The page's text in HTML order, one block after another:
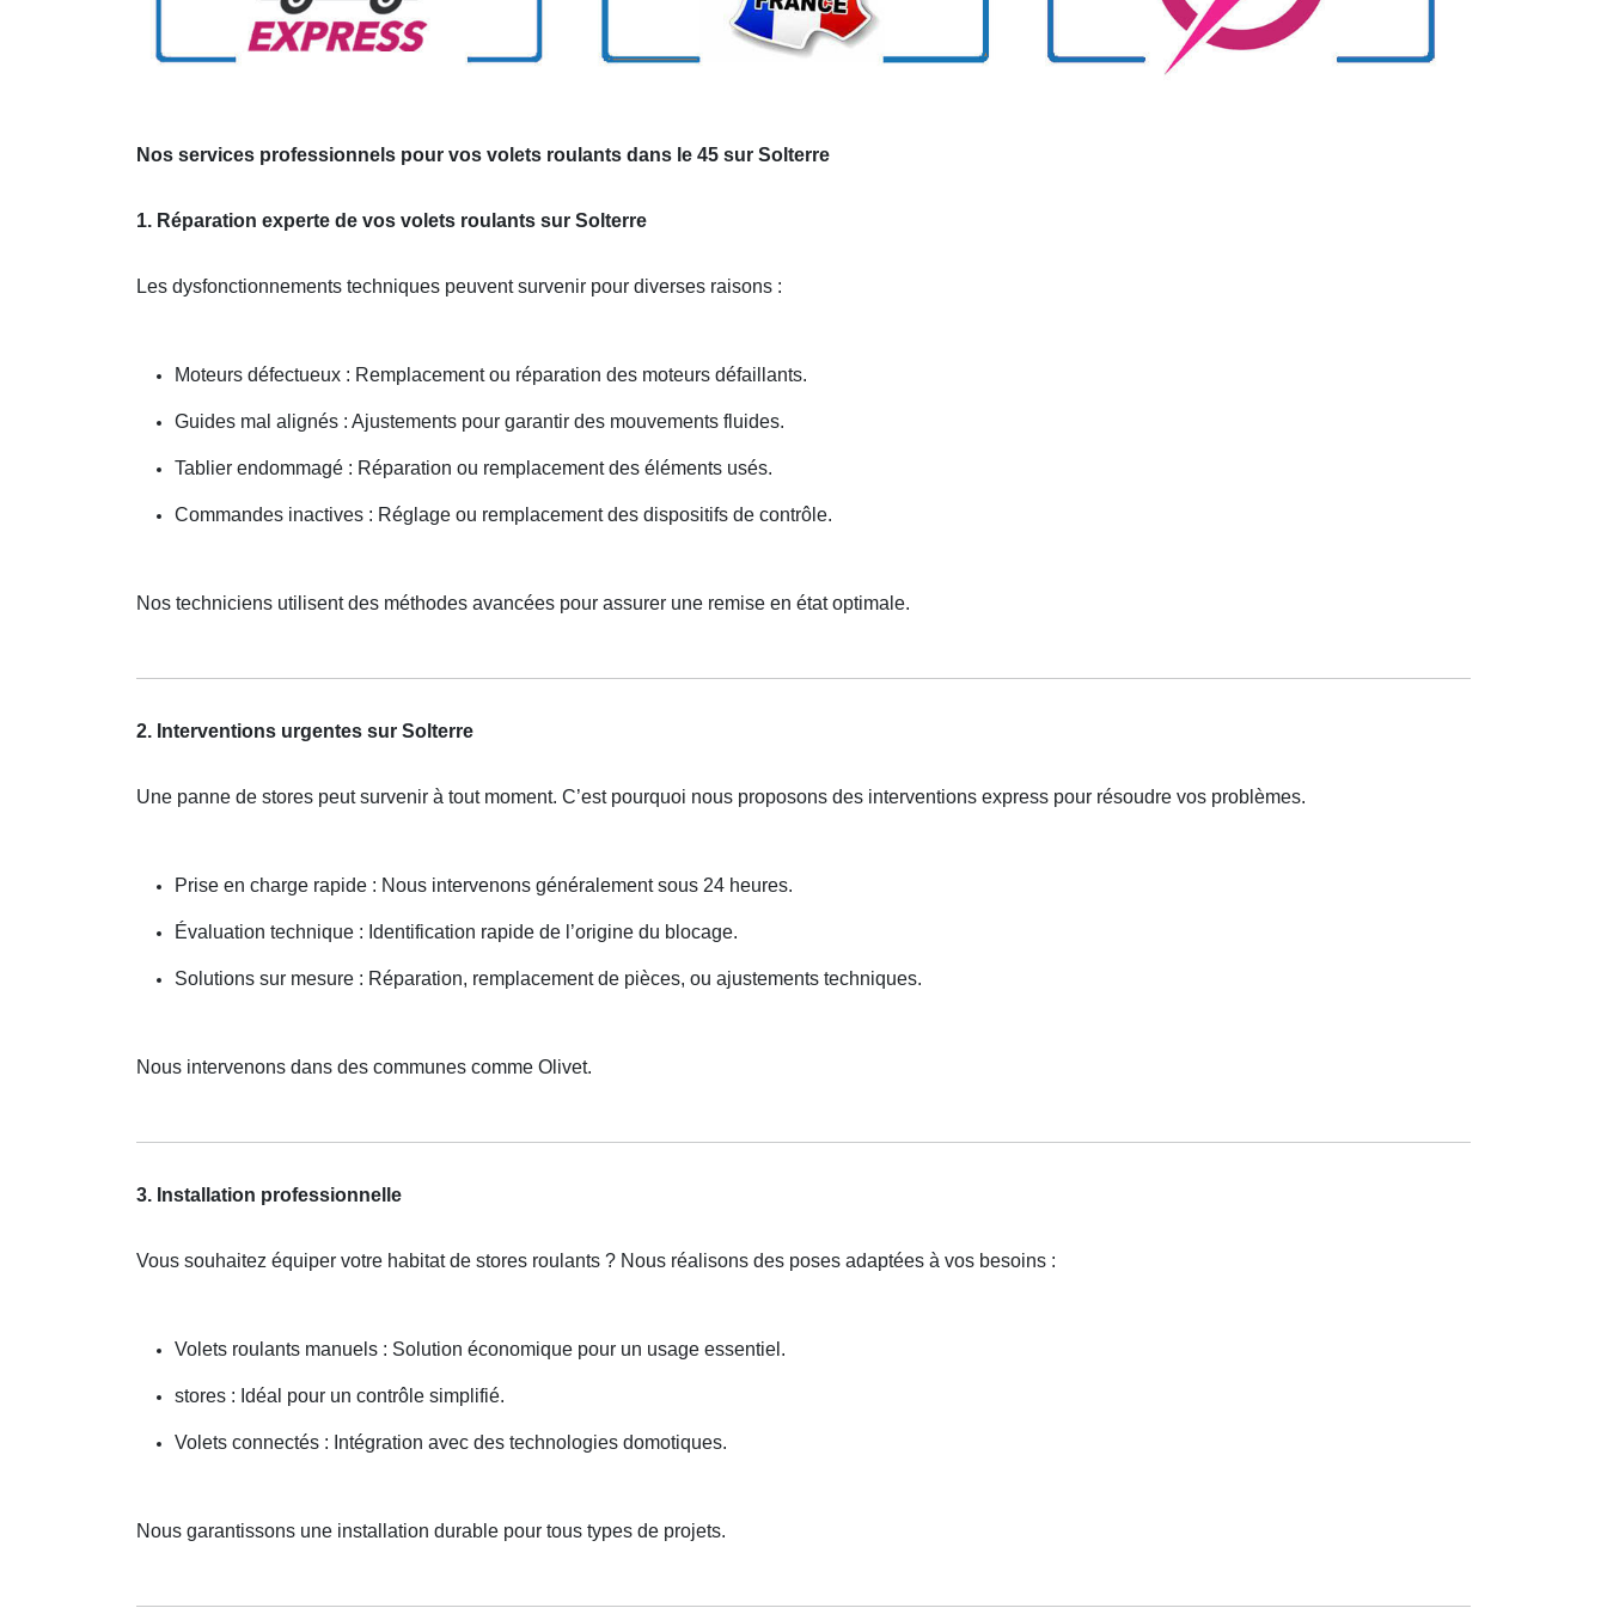
Nos services professionnels pour vos volets roulants dans le 45 sur Solterre
1. Réparation experte de vos volets roulants sur Solterre
Les dysfonctionnements techniques peuvent survenir pour diverses raisons :
Moteurs défectueux : Remplacement ou réparation des moteurs défaillants.
Guides mal alignés : Ajustements pour garantir des mouvements fluides.
Tablier endommagé : Réparation ou remplacement des éléments usés.
Commandes inactives : Réglage ou remplacement des dispositifs de contrôle.
Nos techniciens utilisent des méthodes avancées pour assurer une remise en état optimale.
2. Interventions urgentes sur Solterre
Une panne de stores peut survenir à tout moment. C’est pourquoi nous proposons des interventions express pour résoudre vos problèmes.
Prise en charge rapide : Nous intervenons généralement sous 24 heures.
Évaluation technique : Identification rapide de l’origine du blocage.
Solutions sur mesure : Réparation, remplacement de pièces, ou ajustements techniques.
Nous intervenons dans des communes comme Olivet.
3. Installation professionnelle
Vous souhaitez équiper votre habitat de stores roulants ? Nous réalisons des poses adaptées à vos besoins :
Volets roulants manuels : Solution économique pour un usage essentiel.
stores : Idéal pour un contrôle simplifié.
Volets connectés : Intégration avec des technologies domotiques.
Nous garantissons une installation durable pour tous types de projets.